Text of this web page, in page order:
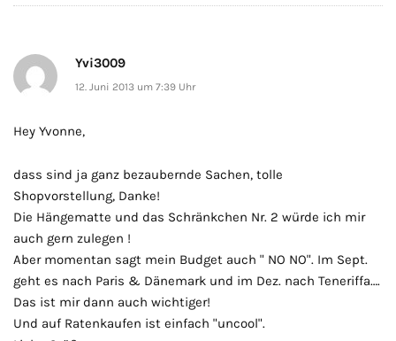
Yvi3009
12. Juni 2013 um 7:39 Uhr
Hey Yvonne,
dass sind ja ganz bezaubernde Sachen, tolle
Shopvorstellung, Danke!
Die Hängematte und das Schränkchen Nr. 2 würde ich mir
auch gern zulegen !
Aber momentan sagt mein Budget auch " NO NO". Im Sept.
geht es nach Paris & Dänemark und im Dez. nach Teneriffa….
Das ist mir dann auch wichtiger!
Und auf Ratenkaufen ist einfach "uncool".